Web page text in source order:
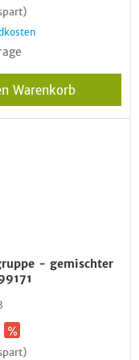
Warenkorb
- gemischter